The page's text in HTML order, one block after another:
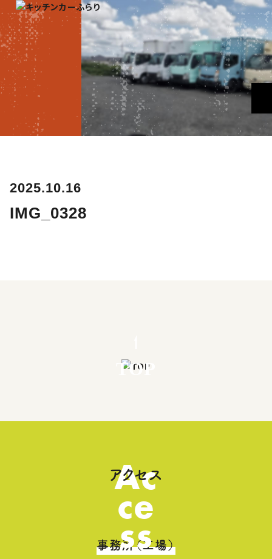
2025.10.16
IMG_0328
TOP
Ac
ce
ss
アクセス
事務所（工場）